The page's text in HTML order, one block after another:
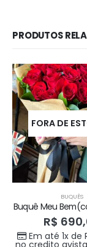
PRODUTOS
FORA DE
BUQUÊS
Buquê Meu
R$
Em até 1x de
no credito